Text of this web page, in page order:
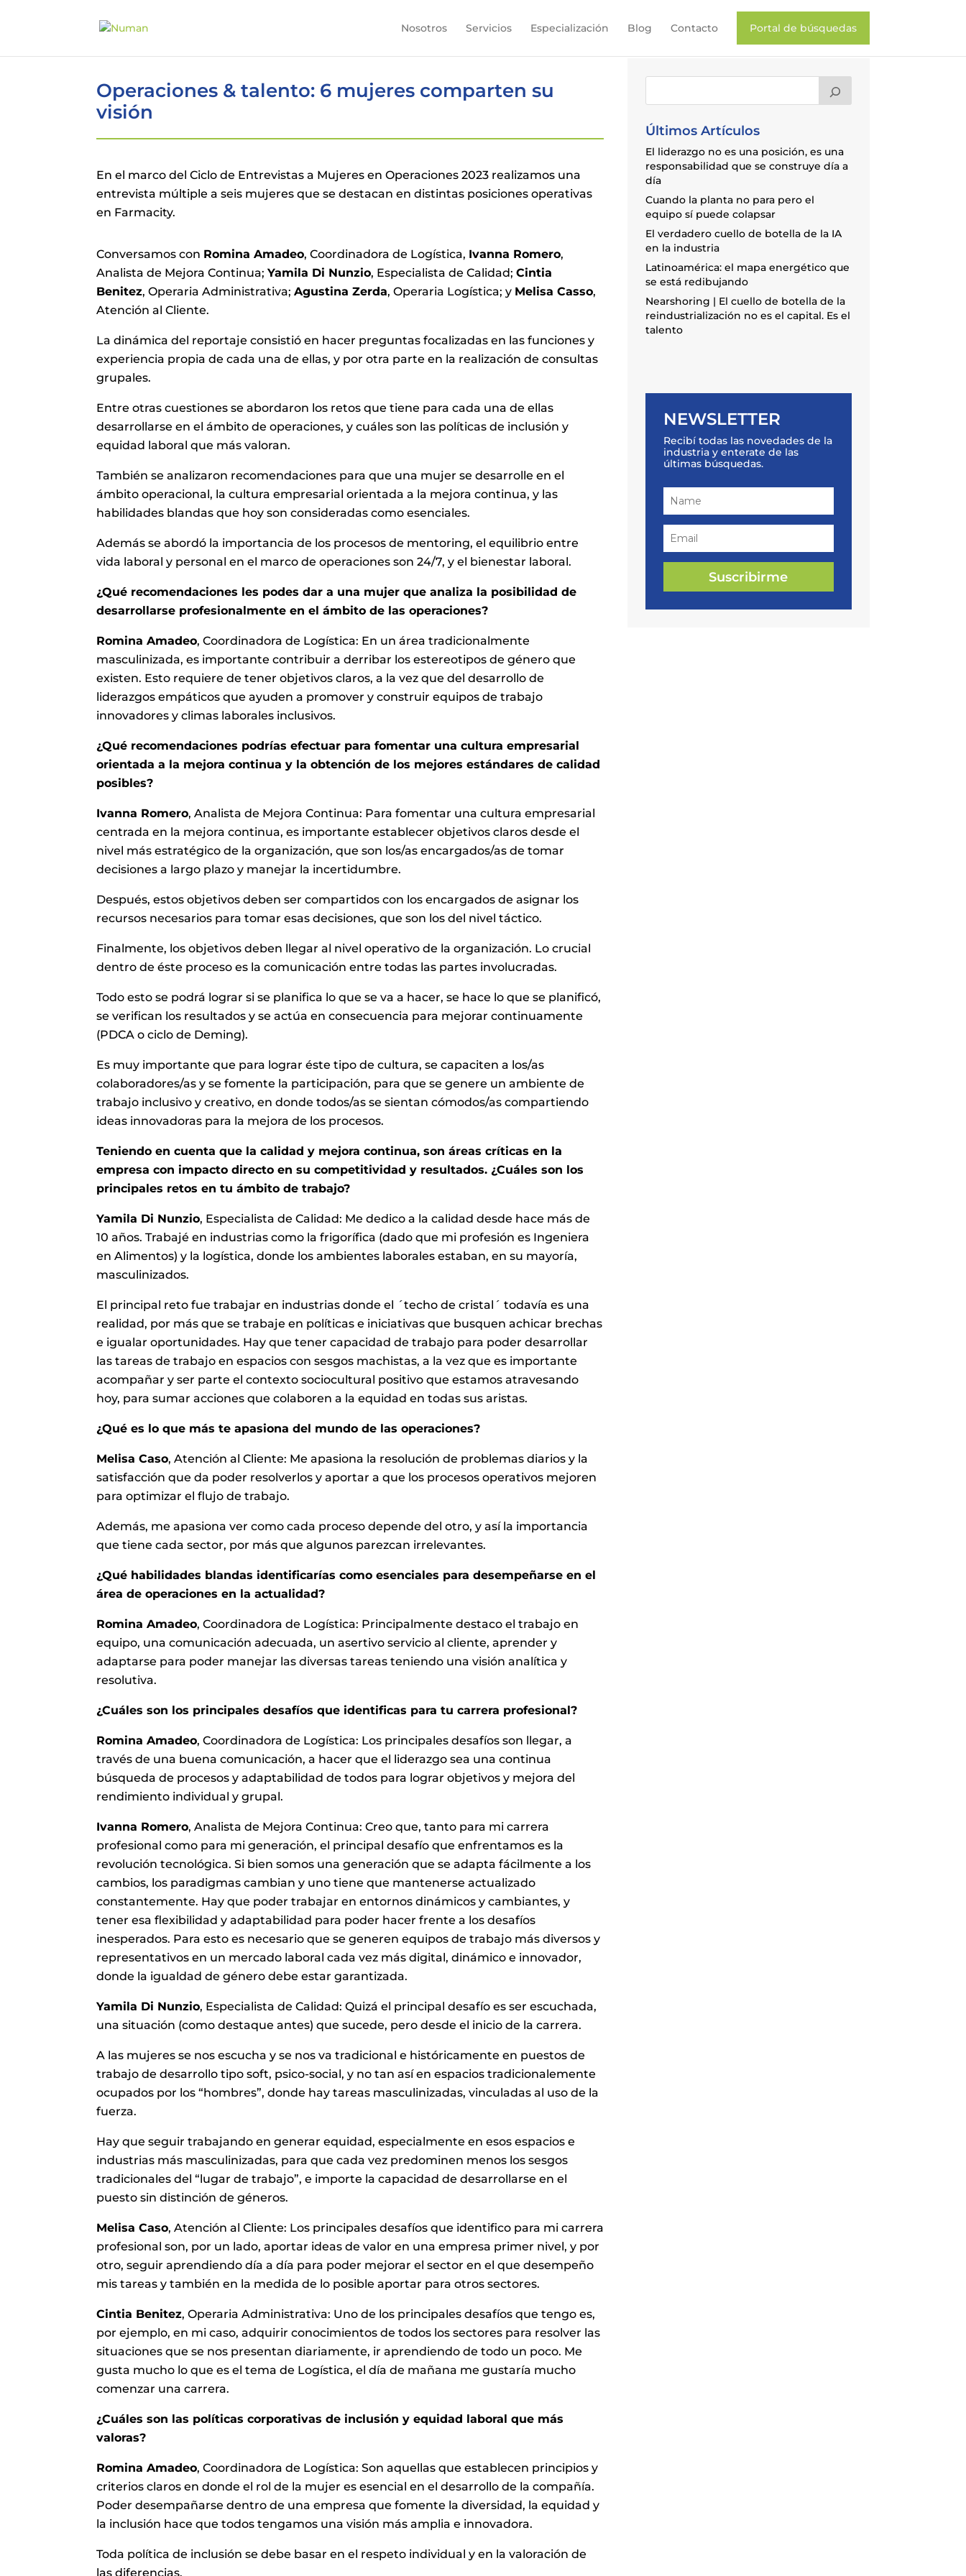
Nosotros Servicios Especialización Blog Contacto Portal de búsquedas
Operaciones & talento: 6 mujeres comparten su
visión
En el marco del Ciclo de Entrevistas a Mujeres en Operaciones 2023 realizamos una
entrevista múltiple a seis mujeres que se destacan en distintas posiciones operativas
en Farmacity.
Conversamos con Romina Amadeo, Coordinadora de Logística, Ivanna Romero,
Analista de Mejora Continua;Yamila Di Nunzio, Especialista de Calidad;Cintia
Benitez, Operaria Administrativa;Agustina Zerda, Operaria Logística; y Melisa Casso,
Atención al Cliente.
La dinámica del reportaje consistió en hacer preguntas focalizadas en las funciones y
experiencia propia de cada una de ellas, y por otra parte en la realización de consultas
grupales.
Entre otras cuestiones se abordaron los retos que tiene para cada una de ellas
desarrollarse en el ámbito de operaciones, y cuáles son las políticas de inclusión y
equidad laboral que más valoran.
También se analizaron recomendaciones para que una mujer se desarrolle en el
ámbito operacional, la cultura empresarial orientada a la mejora continua, y las
habilidades blandas que hoy son consideradas como esenciales.
Además se abordó la importancia de los procesos de mentoring, el equilibrio entre
vida laboral y personal en el marco de operaciones son 24/7, y el bienestar laboral.
¿Qué recomendaciones les podes dar a una mujer que analiza la posibilidad de
desarrollarse profesionalmente en el ámbito de las operaciones?
Romina Amadeo, Coordinadora de Logística: En un área tradicionalmente
masculinizada, es importante contribuir a derribar los estereotipos de género que
existen. Esto requiere de tener objetivos claros, a la vez que del desarrollo de
liderazgos empáticos que ayuden a promover y construir equipos de trabajo
innovadores y climas laborales inclusivos.
¿Qué recomendaciones podrías efectuar para fomentar una cultura empresarial
orientada a la mejora continua y la obtención de los mejores estándares de calidad
posibles?
Ivanna Romero, Analista de Mejora Continua: Para fomentar una cultura empresarial
centrada en la mejora continua, es importante establecer objetivos claros desde el
nivel más estratégico de la organización, que son los/as encargados/as de tomar
decisiones a largo plazo y manejar la incertidumbre.
Después, estos objetivos deben ser compartidos con los encargados de asignar los
recursos necesarios para tomar esas decisiones, que son los del nivel táctico.
Finalmente, los objetivos deben llegar al nivel operativo de la organización. Lo crucial
dentro de éste proceso es la comunicación entre todas las partes involucradas.
Todo esto se podrá lograr si se planifica lo que se va a hacer, se hace lo que se planificó,
se verifican los resultados y se actúa en consecuencia para mejorar continuamente
(PDCA o ciclo de Deming).
Es muy importante que para lograr éste tipo de cultura, se capaciten a los/as
colaboradores/as y se fomente la participación, para que se genere un ambiente de
trabajo inclusivo y creativo, en donde todos/as se sientan cómodos/as compartiendo
ideas innovadoras para la mejora de los procesos.
Teniendo en cuenta que la calidad y mejora continua, son áreas críticas en la
empresa con impacto directo en su competitividad y resultados. ¿Cuáles son los
principales retos en tu ámbito de trabajo?
Yamila Di Nunzio, Especialista de Calidad: Me dedico a la calidad desde hace más de
10 años. Trabajé en industrias como la frigorífica (dado que mi profesión es Ingeniera
en Alimentos) y la logística, donde los ambientes laborales estaban, en su mayoría,
masculinizados.
El principal reto fue trabajar en industrias donde el ´techo de cristal´ todavía es una
realidad, por más que se trabaje en políticas e iniciativas que busquen achicar brechas
e igualar oportunidades. Hay que tener capacidad de trabajo para poder desarrollar
las tareas de trabajo en espacios con sesgos machistas, a la vez que es importante
acompañar y ser parte el contexto sociocultural positivo que estamos atravesando
hoy, para sumar acciones que colaboren a la equidad en todas sus aristas.
¿Qué es lo que más te apasiona del mundo de las operaciones?
Melisa Caso, Atención al Cliente: Me apasiona la resolución de problemas diarios y la
satisfacción que da poder resolverlos y aportar a que los procesos operativos mejoren
para optimizar el flujo de trabajo.
Además, me apasiona ver como cada proceso depende del otro, y así la importancia
que tiene cada sector, por más que algunos parezcan irrelevantes.
¿Qué habilidades blandas identificarías como esenciales para desempeñarse en el
área de operaciones en la actualidad?
Romina Amadeo, Coordinadora de Logística: Principalmente destaco el trabajo en
equipo, una comunicación adecuada, un asertivo servicio al cliente, aprender y
adaptarse para poder manejar las diversas tareas teniendo una visión analítica y
resolutiva.
¿Cuáles son los principales desafíos que identificas para tu carrera profesional?
Romina Amadeo, Coordinadora de Logística: Los principales desafíos son llegar, a
través de una buena comunicación, a hacer que el liderazgo sea una continua
búsqueda de procesos y adaptabilidad de todos para lograr objetivos y mejora del
rendimiento individual y grupal.
Ivanna Romero, Analista de Mejora Continua: Creo que, tanto para mi carrera
profesional como para mi generación, el principal desafío que enfrentamos es la
revolución tecnológica. Si bien somos una generación que se adapta fácilmente a los
cambios, los paradigmas cambian y uno tiene que mantenerse actualizado
constantemente. Hay que poder trabajar en entornos dinámicos y cambiantes, y
tener esa flexibilidad y adaptabilidad para poder hacer frente a los desafíos
inesperados. Para esto es necesario que se generen equipos de trabajo más diversos y
representativos en un mercado laboral cada vez más digital, dinámico e innovador,
donde la igualdad de género debe estar garantizada.
Yamila Di Nunzio, Especialista de Calidad: Quizá el principal desafío es ser escuchada,
una situación (como destaque antes) que sucede, pero desde el inicio de la carrera.
A las mujeres se nos escucha y se nos va tradicional e históricamente en puestos de
trabajo de desarrollo tipo soft, psico-social, y no tan así en espacios tradicionalemente
ocupados por los “hombres”, donde hay tareas masculinizadas, vinculadas al uso de la
fuerza.
Hay que seguir trabajando en generar equidad, especialmente en esos espacios e
industrias más masculinizadas, para que cada vez predominen menos los sesgos
tradicionales del “lugar de trabajo”, e importe la capacidad de desarrollarse en el
puesto sin distinción de géneros.
Melisa Caso, Atención al Cliente: Los principales desafíos que identifico para mi carrera
profesional son, por un lado, aportar ideas de valor en una empresa primer nivel, y por
otro, seguir aprendiendo día a día para poder mejorar el sector en el que desempeño
mis tareas y también en la medida de lo posible aportar para otros sectores.
Cintia Benitez, Operaria Administrativa: Uno de los principales desafíos que tengo es,
por ejemplo, en mi caso, adquirir conocimientos de todos los sectores para resolver las
situaciones que se nos presentan diariamente, ir aprendiendo de todo un poco. Me
gusta mucho lo que es el tema de Logística, el día de mañana me gustaría mucho
comenzar una carrera.
¿Cuáles son las políticas corporativas de inclusión y equidad laboral que más
valoras?
Romina Amadeo, Coordinadora de Logística: Son aquellas que establecen principios y
criterios claros en donde el rol de la mujer es esencial en el desarrollo de la compañía.
Poder desempañarse dentro de una empresa que fomente la diversidad, la equidad y
la inclusión hace que todos tengamos una visión más amplia e innovadora.
Toda política de inclusión se debe basar en el respeto individual y en la valoración de
las diferencias.
Últimos Artículos
El liderazgo no es una posición, es una
responsabilidad que se construye día a
día
Cuando la planta no para pero el
equipo sí puede colapsar
El verdadero cuello de botella de la IA
en la industria
Latinoamérica: el mapa energético que
se está redibujando
Nearshoring | El cuello de botella de la
reindustrialización no es el capital. Es el
talento
NEWSLETTER
Recibí todas las novedades de la
industria y enterate de las
últimas búsquedas.
Suscribirme